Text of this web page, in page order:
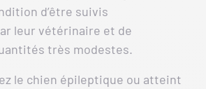
d’être suivis
leur vétérinaire et de
très modestes.
le chien épileptique ou atteint